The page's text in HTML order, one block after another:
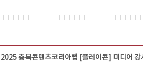
2025 충북콘텐츠코리아랩 [플레이콘] 미디어